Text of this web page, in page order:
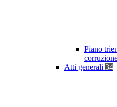
Piano
Atti generali 34